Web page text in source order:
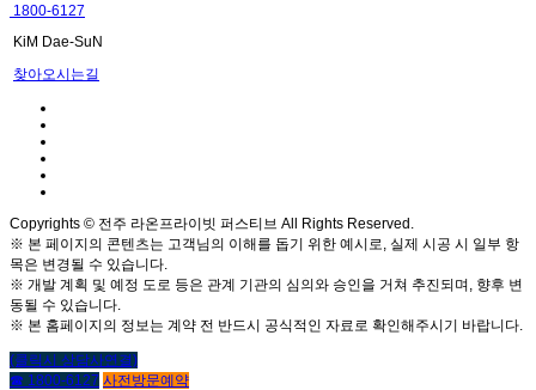
1800-6127
KiM Dae-SuN
찾아오시는길
Copyrights © 전주 라온프라이빗 퍼스티브 All Rights Reserved.
※ 본 페이지의 콘텐츠는 고객님의 이해를 돕기 위한 예시로, 실제 시공 시 일부 항
목은 변경될 수 있습니다.
※ 개발 계획 및 예정 도로 등은 관계 기관의 심의와 승인을 거쳐 추진되며, 향후 변
동될 수 있습니다.
※ 본 홈페이지의 정보는 계약 전 반드시 공식적인 자료로 확인해주시기 바랍니다.
(클릭시 상담사연결)
☎ 1800-6127 사전방문예약